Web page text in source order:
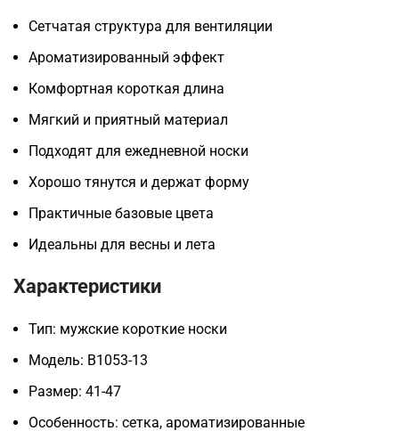
Сетчатая структура для вентиляции
Ароматизированный эффект
Комфортная короткая длина
Мягкий и приятный материал
Подходят для ежедневной носки
Хорошо тянутся и держат форму
Практичные базовые цвета
Идеальны для весны и лета
Характеристики
Тип: мужские короткие носки
Модель: B1053-13
Размер: 41-47
Особенность: сетка, ароматизированные